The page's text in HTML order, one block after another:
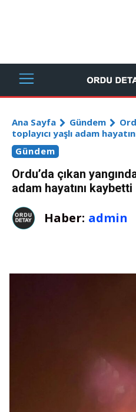
Ana Sayfa Gündem
toplayıcı yaşlı adam
Gündem
Ordu’da çıkan
adam hayatını kaybetti
Haber: admin